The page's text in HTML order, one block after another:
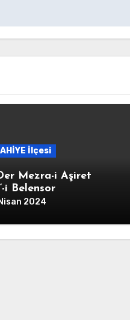
İlçesi
Mezra-i Aşiret
i Belensor
2024